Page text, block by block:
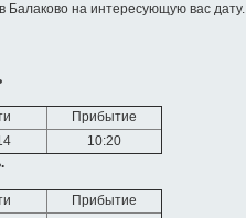
Балаково на интересующую вас дату.
Прибытие
10:20
Прибытие